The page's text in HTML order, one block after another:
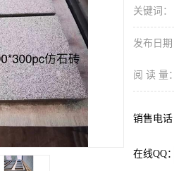
关键词：
发布日期
阅 读 量：
销售电话
在线QQ：